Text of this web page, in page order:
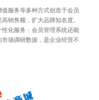
服务等多种方式创造于会员
销售额，扩大品牌知名度。
化服务；会员管理系统还能
场调研数据，是企业经营不